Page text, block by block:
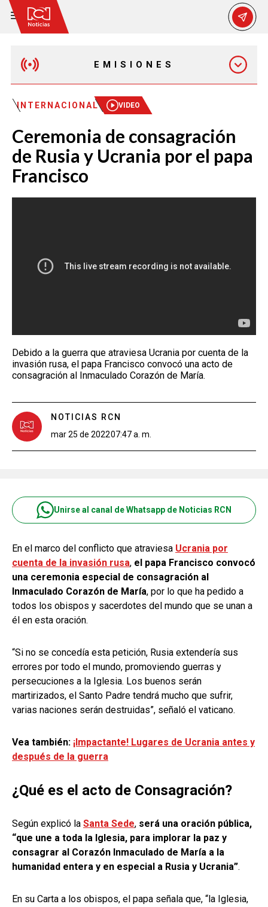
EMISIONES
MAÑANA EXPRESS
EMISIÓN 12:30 PM
EMISIÓN 7:00 PM
INTERNACIONAL VIDEO
Ceremonia de consagración
de Rusia y Ucrania por el papa
Francisco
Debido a la guerra que atraviesa Ucrania por cuenta de la
invasión rusa, el papa Francisco convocó una acto de
consagración al Inmaculado Corazón de María.
NOTICIAS RCN
mar 25 de 202207:47 a. m.
Unirse al canal de Whatsapp de Noticias RCN
En el marco del conflicto que atraviesa Ucrania por
cuenta de la invasión rusa, el papa Francisco convocó
una ceremonia especial de consagración al
Inmaculado Corazón de María, por lo que ha pedido a
todos los obispos y sacerdotes del mundo que se unan a
él en esta oración.
“Si no se concedía esta petición, Rusia extendería sus
errores por todo el mundo, promoviendo guerras y
persecuciones a la Iglesia. Los buenos serán
martirizados, el Santo Padre tendrá mucho que sufrir,
varias naciones serán destruidas”, señaló el vaticano.
Vea también: ¡Impactante! Lugares de Ucrania antes y
después de la guerra
¿Qué es el acto de Consagración?
Según explicó la Santa Sede, será una oración pública,
“que une a toda la Iglesia, para implorar la paz y
consagrar al Corazón Inmaculado de María a la
humanidad entera y en especial a Rusia y Ucrania”.
En su Carta a los obispos, el papa señala que, “la Iglesia,